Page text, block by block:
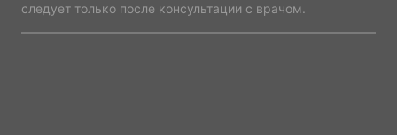
следует только после консультации с врачом.